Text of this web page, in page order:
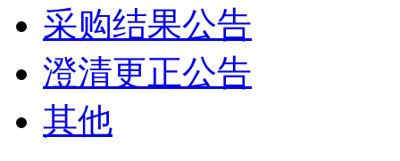
采购结果公告
澄清更正公告
其他